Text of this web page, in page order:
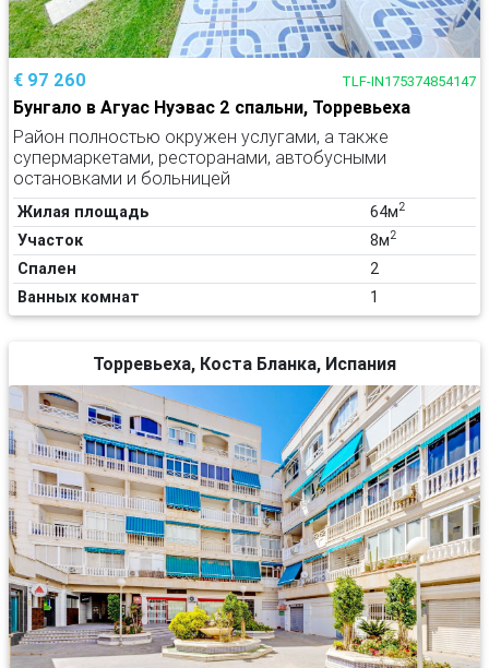
€ 97 260 TLF-IN175374854147
Бунгало в Агуас Нуэвас 2 спальни, Торревьеха
Район полностью окружен услугами, а также
супермаркетами, ресторанами, автобусными
остановками и больницей
Жилая площадь 64м2
Участок 8м2
Спален
2
Ванных комнат
1
Торревьеха, Коста Бланка, Испания